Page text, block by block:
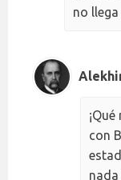
no
con